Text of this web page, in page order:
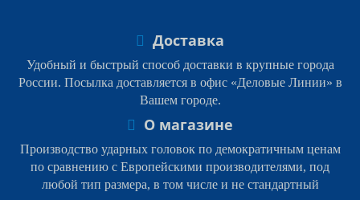
Доставка
Удобный и быстрый способ доставки в крупные города
России. Посылка доставляется в офис «Деловые Линии» в
Вашем городе.
О магазине
Производство ударных головок по демократичным ценам
по сравнению с Европейскими производителями, под
любой тип размера, в том числе и не стандартный